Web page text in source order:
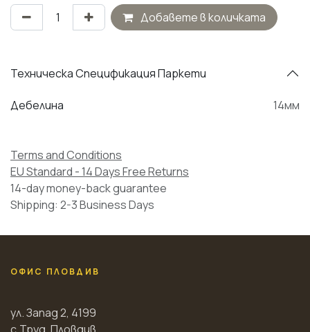
Добавете в количката
Техническа Спецификация Паркети
Дебелина 14мм
Terms and Conditions
EU Standard - 14 Days Free Returns
14-day money-back guarantee
Shipping: 2-3 Business Days
ОФИС ПЛОВДИВ
ул. Запад 2, 4199